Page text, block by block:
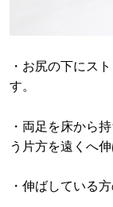
・お尻の下にス
す。
・両足を床から
う片方を遠くへ伸
・伸ばしている